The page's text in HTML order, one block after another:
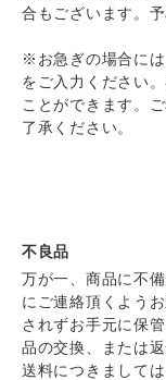
合もございます。
※お急ぎの場合に
をご入力ください
ことができます。
了承ください。
不良品
万が一、商品に不
にご連絡頂くよう
されずお手元に保
品の交換、または
送料につきまして